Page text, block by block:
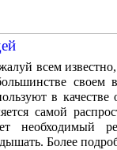
всем
своем
в
самой
необходимый
Более